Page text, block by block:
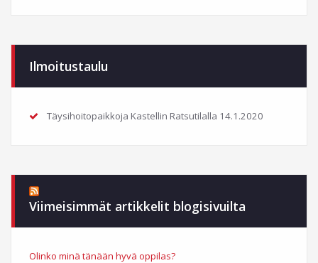
Ilmoitustaulu
Täysihoitopaikkoja Kastellin Ratsutilalla 14.1.2020
Viimeisimmät artikkelit blogisivuilta
Olinko minä tänään hyvä oppilas?